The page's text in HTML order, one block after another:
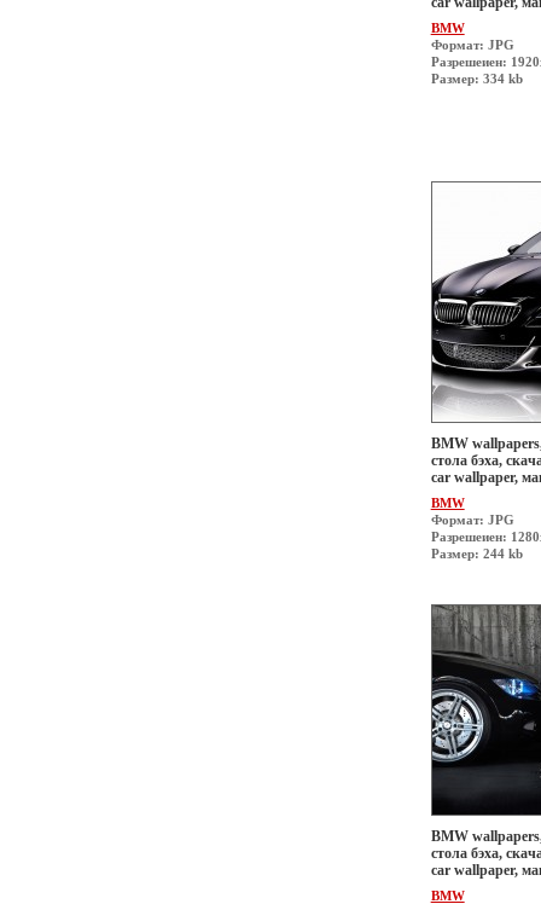
BMW
Формат: JPG
Разрешеиен:
Размер: 334 kb
BMW
стола бэха,
car wallpaper,
BMW
Формат: JPG
Разрешеиен:
Размер: 244 kb
BMW
стола бэха,
car wallpaper,
BMW